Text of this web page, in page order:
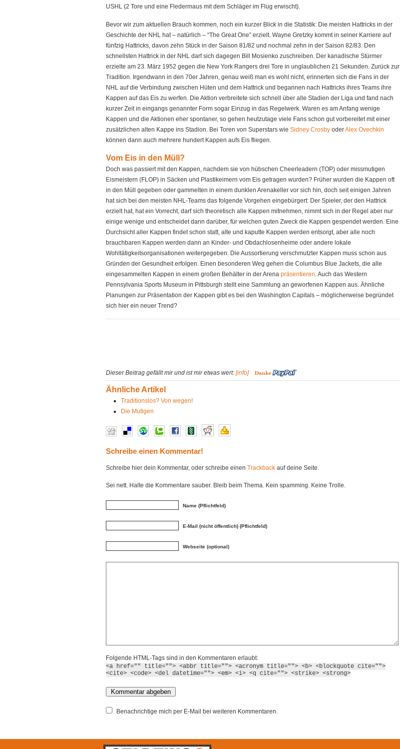
USHL (2 Tore und eine Fledermaus mit dem Schläger im Flug erwischt).
Bevor wir zum aktuellen Brauch kommen, noch ein kurzer Blick in die Statistik: Die meisten Hattricks in der
Geschichte der NHL hat – natürlich – “The Great One” erzielt. Wayne Gretzky kommt in seiner Karriere auf
fünfzig Hattricks, davon zehn Stück in der Saison 81/82 und nochmal zehn in der Saison 82/83. Den
schnellsten Hattrick in der NHL darf sich dagegen Bill Mosienko zuschreiben. Der kanadische Stürmer
erzielte am 23. März 1952 gegen die New York Rangers drei Tore in unglaublichen 21 Sekunden. Zurück zur
Tradition. Irgendwann in den 70er Jahren, genau weiß man es wohl nicht, erinnerten sich die Fans in der
NHL auf die Verbindung zwischen Hüten und dem Hattrick und begannen nach Hattricks ihres Teams ihre
Kappen auf das Eis zu werfen. Die Aktion verbreitete sich schnell über alle Stadien der Liga und fand nach
kurzer Zeit in eingangs genannter Form sogar Einzug in das Regelwerk. Waren es am Anfang wenige
Kappen und die Aktionen eher spontaner, so gehen heutzutage viele Fans schon gut vorbereitet mit einer
zusätzlichen alten Kappe ins Stadion. Bei Toren von Superstars wie Sidney Crosby oderAlex Ovechkin
können dann auch mehrere hundert Kappen aufs Eis fliegen.
Vom Eis in den Müll?
Doch was passiert mit den Kappen, nachdem sie von hübschen Cheerleadern (TOP) oder missmutigen
Eismeistern (FLOP) in Säcken und Plastikeimern vom Eis getragen wurden? Früher wurden die Kappen oft
in den Müll gegeben oder gammelten in einem dunklen Arenakeller vor sich hin, doch seit einigen Jahren
hat sich bei den meisten NHL-Teams das folgende Vorgehen eingebürgert: Der Spieler, der den Hattrick
erzielt hat, hat ein Vorrecht, darf sich theoretisch alle Kappen mitnehmen, nimmt sich in der Regel aber nur
einige wenige und entscheidet dann darüber, für welchen guten Zweck die Kappen gespendet werden. Eine
Durchsicht aller Kappen findet schon statt, alte und kaputte Kappen werden entsorgt, aber alle noch
brauchbaren Kappen werden dann an Kinder- und Obdachlosenheime oder andere lokale
Wohltätigkeitsorganisationen weitergegeben. Die Aussortierung verschmutzter Kappen muss schon aus
Gründen der Gesundheit erfolgen. Einen besonderen Weg gehen die Columbus Blue Jackets, die alle
eingesammelten Kappen in einem großen Behälter in der Arena präsentieren. Auch das Western
Pennsylvania Sports Museum in Pittsburgh stellt eine Sammlung an geworfenen Kappen aus. Ähnliche
Planungen zur Präsentation der Kappen gibt es bei den Washington Capitals – möglicherweise begründet
sich hier ein neuer Trend?
Dieser Beitrag gefällt mir und ist mir etwas wert: [info]
Ähnliche Artikel
Traditionslos? Von wegen!
Die Mutigen
Schreibe einen Kommentar!
Schreibe hier dein Kommentar, oder schreibe einen Trackback auf deine Seite.
Sei nett. Halte die Kommentare sauber. Bleib beim Thema. Kein spamming. Keine Trolle.
Name (Pflichtfeld)
E-Mail (nicht öffentlich) (Pflichtfeld)
Webseite (optional)
Folgende HTML-Tags sind in den Kommentaren erlaubt:
<a href="" title=""> <abbr title=""> <acronym title=""> <b> <blockquote cite="">
<cite> <code> <del datetime=""> <em> <i> <q cite=""> <strike> <strong>
Benachrichtige mich per E-Mail bei weiteren Kommentaren.